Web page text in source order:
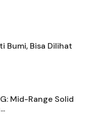
Bumi, Bisa Dilihat
Mid-Range Solid